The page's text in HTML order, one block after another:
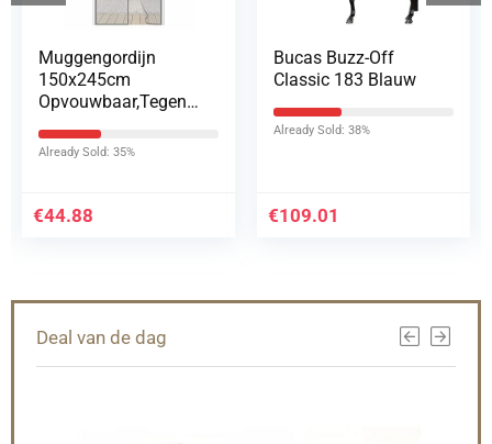
Muggengordijn
150x245cm
Opvouwbaar,Tegen
Muggengaas
maatwerk voor…
Already Sold: 35%
€44.88
Bucas Buzz-Off
Classic 183 Blauw
Already Sold: 38%
€109.01
Deal van de dag